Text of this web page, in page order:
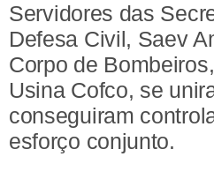
Servidores das
Defesa Civil, Saev
Corpo de
Usina Cofco, se
conseguiram
esforço conjunto.